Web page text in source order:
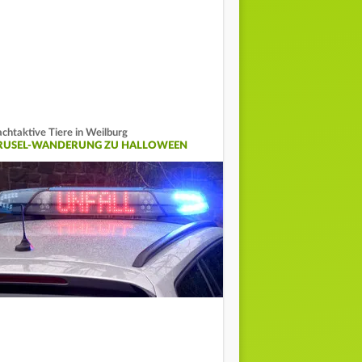
Tiere in Weilburg
WANDERUNG ZU HALLOWEEN